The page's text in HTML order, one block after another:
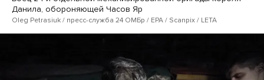
Данила, обороняющей Часов Яр
Oleg Petrasiuk / пресс-служба 24 ОМБр / EPA / Scanpix / LETA